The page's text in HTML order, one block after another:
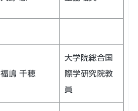
福嶋 千穂
大学院総合国
際学研究院教
員